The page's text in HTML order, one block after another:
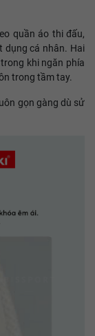
quần áo thi đấu,
dụng cá nhân. Hai
khi ngăn phía
trong tầm tay.
gọn gàng dù sử